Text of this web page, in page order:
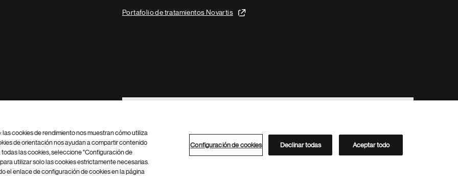
Portafolio de tratamientos Novartis
Footer Site Search
Configuración de cookies Mapa del sitio
Directorio de Novartis
cookies de rendimiento nos muestran cómo utiliza
de orientación nos ayudan a compartir contenido
las cookies, seleccione "Configuración de
utilizar solo las cookies estrictamente necesarias.
el enlace de configuración de cookies en la página
Configuración de cookies Declinar todas Aceptar todo